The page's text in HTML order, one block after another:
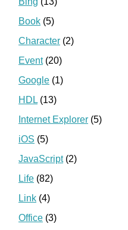
Book (5)
Character (2)
Event(20)
Google (1)
HDL (13)
Internet Explorer (5)
iOS (5)
JavaScript(2)
Life (82)
Link (4)
Office (3)